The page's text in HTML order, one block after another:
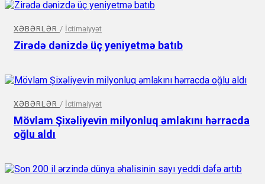
XƏBƏRLƏR / İctimaiyyət
Zirədə dənizdə üç yeniyetmə batıb
XƏBƏRLƏR / İctimaiyyət
Mövlam Şixəliyevin milyonluq əmlakını hərracda
oğlu aldı